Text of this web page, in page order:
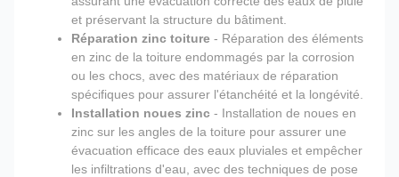
et préservant la structure du bâtiment.
Réparation zinc toiture - Réparation des éléments
en zinc de la toiture endommagés par la corrosion
ou les chocs, avec des matériaux de réparation
spécifiques pour assurer l'étanchéité et la longévité.
Installation noues zinc - Installation de noues en
zinc sur les angles de la toiture pour assurer une
évacuation efficace des eaux pluviales et empêcher
les infiltrations d'eau, avec des techniques de pose